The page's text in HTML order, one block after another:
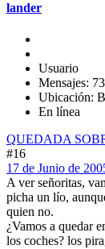
lander
Usuario
Mensajes:
Ubicación:
En línea
QUEDADA
#16
17 de Junio de
A ver señoritas,
picha un lío,
quien no.
¿Vamos a quedar
los coches? los